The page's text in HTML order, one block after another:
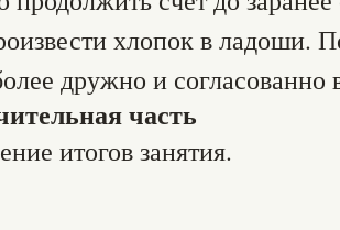
хлопок в ладоши.
дружно и
часть
итогов занятия.